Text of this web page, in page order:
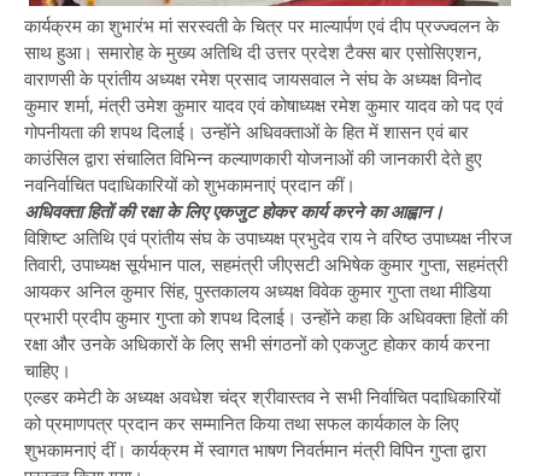
कार्यक्रम का शुभारंभ मां सरस्वती के चित्र पर माल्यार्पण एवं दीप प्रज्ज्वलन के
साथ हुआ। समारोह के मुख्य अतिथि दी उत्तर प्रदेश टैक्स बार एसोसिएशन,
वाराणसी के प्रांतीय अध्यक्ष रमेश प्रसाद जायसवाल ने संघ के अध्यक्ष विनोद
कुमार शर्मा, मंत्री उमेश कुमार यादव एवं कोषाध्यक्ष रमेश कुमार यादव को पद एवं
गोपनीयता की शपथ दिलाई। उन्होंने अधिवक्ताओं के हित में शासन एवं बार
काउंसिल द्वारा संचालित विभिन्न कल्याणकारी योजनाओं की जानकारी देते हुए
नवनिर्वाचित पदाधिकारियों को शुभकामनाएं प्रदान कीं।
अधिवक्ता हितों की रक्षा के लिए एकजुट होकर कार्य करने का आह्वान।
विशिष्ट अतिथि एवं प्रांतीय संघ के उपाध्यक्ष प्रभुदेव राय ने वरिष्ठ उपाध्यक्ष नीरज
तिवारी, उपाध्यक्ष सूर्यभान पाल, सहमंत्री जीएसटी अभिषेक कुमार गुप्ता, सहमंत्री
आयकर अनिल कुमार सिंह, पुस्तकालय अध्यक्ष विवेक कुमार गुप्ता तथा मीडिया
प्रभारी प्रदीप कुमार गुप्ता को शपथ दिलाई। उन्होंने कहा कि अधिवक्ता हितों की
रक्षा और उनके अधिकारों के लिए सभी संगठनों को एकजुट होकर कार्य करना
चाहिए।
एल्डर कमेटी के अध्यक्ष अवधेश चंद्र श्रीवास्तव ने सभी निर्वाचित पदाधिकारियों
को प्रमाणपत्र प्रदान कर सम्मानित किया तथा सफल कार्यकाल के लिए
शुभकामनाएं दीं। कार्यक्रम में स्वागत भाषण निवर्तमान मंत्री विपिन गुप्ता द्वारा